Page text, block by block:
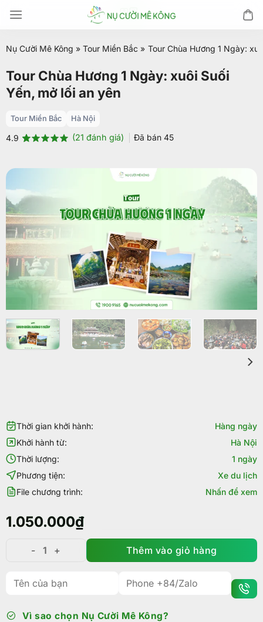
đến
dung
Nụ Cười Mê Kông » Tour Miền Bắc » Tour Chùa Hương 1 Ngày:
Tour Chùa Hương 1 Ngày: xuôi Suối
Yến, mở lối an yên
Tour Miền Bắc Hà Nội
4.9 (21 đánh giá) Đã bán 45
Thời gian khởi hành:
Hàng ngày
Khởi hành từ:
Hà Nội
Thời lượng:
1 ngày
Phương tiện:
Xe du lịch
File chương trình:
Nhấn để xem
1.050.000₫
Tour Chùa Hương 1 Ngày: xuôi Suối Yến, mở lối an
Thêm vào giỏ hàng
Vì sao chọn Nụ Cười Mê Kông?